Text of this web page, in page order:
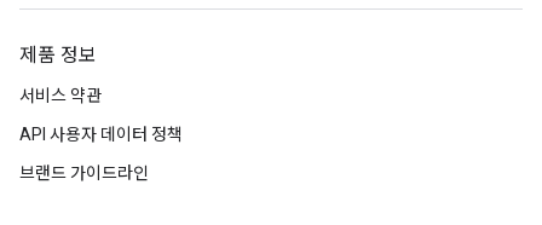
제품 정보
서비스 약관
API 사용자 데이터 정책
브랜드 가이드라인